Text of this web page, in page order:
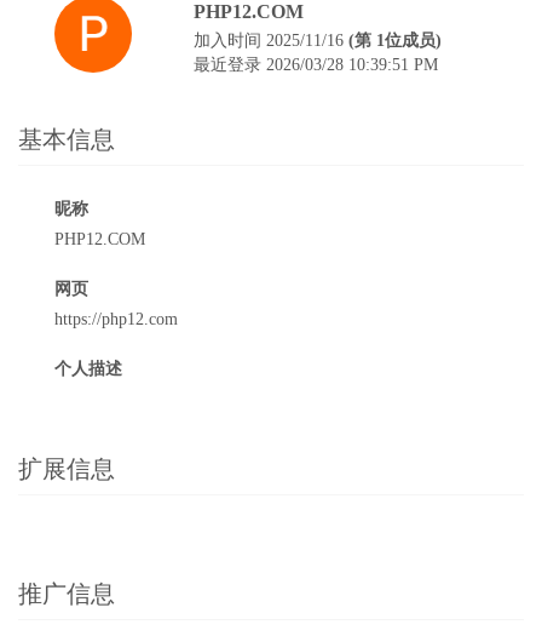
PHP12.COM
加入时间 2025/11/16 (第 1位成员)
最近登录 2026/03/28 10:39:51 PM
基本信息
昵称
PHP12.COM
网页
https://php12.com
个人描述
扩展信息
推广信息